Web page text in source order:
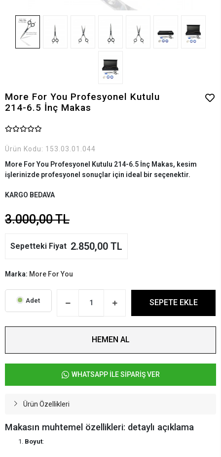
More For You Profesyonel Kutulu
214-6.5 İnç Makas
Ürün Kodu: 153.03.01.044
More For You Profesyonel Kutulu 214-6.5 İnç Makas, kesim
işlerinizde profesyonel sonuçlar için ideal bir seçenektir.
KARGO BEDAVA
3.000,00 TL
Sepetteki Fiyat 2.850,00 TL
Marka: More For You
Adet SEPETE EKLE
HEMEN AL
WHATSAPP İLE SİPARİŞ VER
Ürün Özellikleri
Makasın muhtemel özellikleri: detaylı açıklama
Boyut: